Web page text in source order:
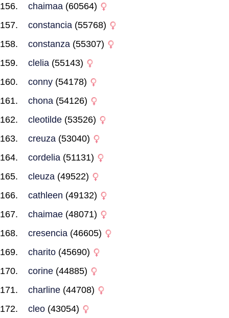
chaimaa (60564)
constancia (55768)
constanza (55307)
clelia (55143)
conny (54178)
chona (54126)
cleotilde (53526)
creuza (53040)
cordelia (51131)
cleuza (49522)
cathleen (49132)
chaimae (48071)
cresencia (46605)
charito (45690)
corine (44885)
charline (44708)
cleo (43054)